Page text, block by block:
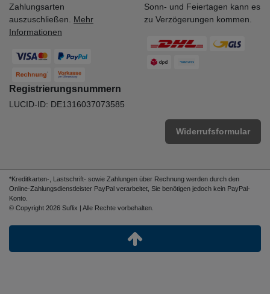
Zahlungsarten
auszuschließen. Mehr
Informationen
Sonn- und Feiertagen kann es
zu Verzögerungen kommen.
Registrierungsnummern
LUCID-ID: DE1316037073585
Widerrufsformular
*Kreditkarten-, Lastschrift- sowie Zahlungen über Rechnung werden durch den
Online-Zahlungsdienstleister PayPal verarbeitet, Sie benötigen jedoch kein PayPal-
Konto.
© Copyright 2026 Suflix | Alle Rechte vorbehalten.